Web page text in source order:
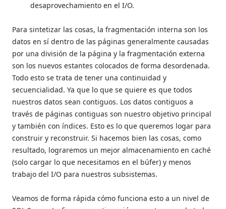
desaprovechamiento en el I/O.
Para sintetizar las cosas, la fragmentación interna son los
datos en sí dentro de las páginas generalmente causadas
por una división de la página y la fragmentación externa
son los nuevos estantes colocados de forma desordenada.
Todo esto se trata de tener una continuidad y
secuencialidad. Ya que lo que se quiere es que todos
nuestros datos sean contiguos. Los datos contiguos a
través de páginas contiguas son nuestro objetivo principal
y también con índices. Esto es lo que queremos logar para
construir y reconstruir. Si hacemos bien las cosas, como
resultado, lograremos un mejor almacenamiento en caché
(solo cargar lo que necesitamos en el búfer) y menos
trabajo del I/O para nuestros subsistemas.
Veamos de forma rápida cómo funciona esto a un nivel de